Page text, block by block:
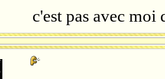
c'est pas avec